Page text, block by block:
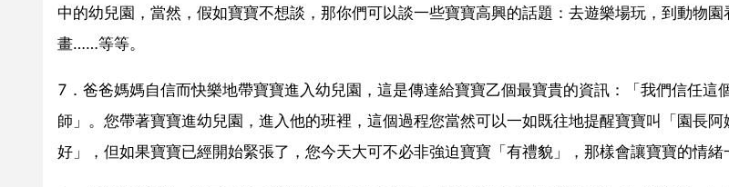
中的幼兒園，當然，假如寶寶不想談，那你們可以談一些寶寶高興的話題：去遊樂場玩，到動物
畫……等等。
7．爸爸媽媽自信而快樂地帶寶寶進入幼兒園，這是傳達給寶寶乙個最寶貴的資訊：「我們信任這
師」。您帶著寶寶進幼兒園，進入他的班裡，這個過程您當然可以一如既往地提醒寶寶叫「園長阿
好」，但如果寶寶已經開始緊張了，您今天大可不必非強迫寶寶「有禮貌」，那樣會讓寶寶的情緒